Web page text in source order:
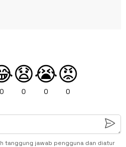
0
😧
0
😭
0
😡
0
tanggung jawab pengguna dan diatur